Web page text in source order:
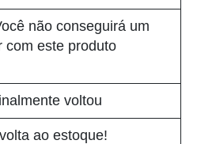
não conseguirá um
com este produto
voltou
ao estoque!